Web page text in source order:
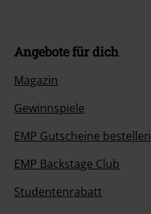
Angebote für dich
Magazin
Gewinnspiele
EMP Gutscheine bestellen
EMP Backstage Club
Studentenrabatt